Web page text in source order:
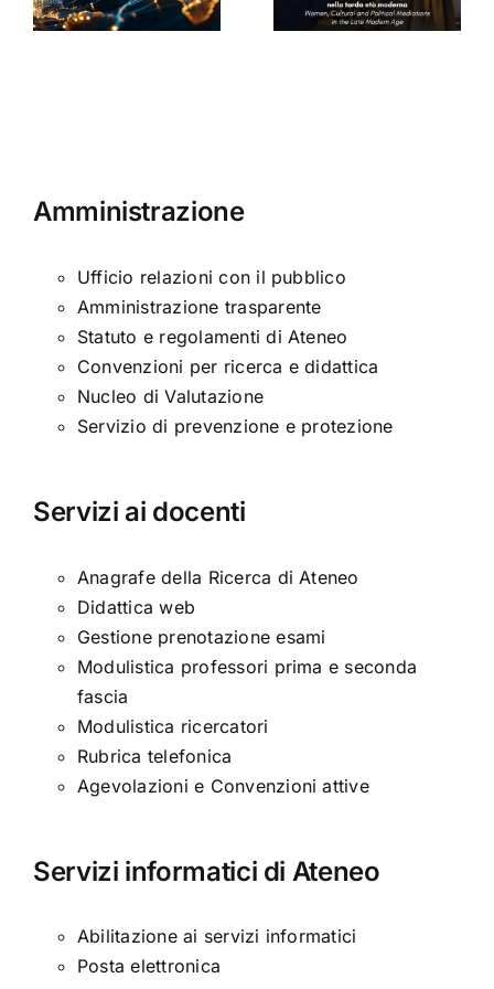
nella tarda
Sinclair
Amministrazione
Ufficio relazioni con il pubblico
Amministrazione trasparente
Statuto e regolamenti di Ateneo
Convenzioni per ricerca e didattica
Nucleo di Valutazione
Servizio di prevenzione e protezione
Servizi ai docenti
Anagrafe della Ricerca di Ateneo
Didattica web
Gestione prenotazione esami
Modulistica professori prima e seconda
fascia
Modulistica ricercatori
Rubrica telefonica
Agevolazioni e Convenzioni attive
Servizi informatici di Ateneo
Abilitazione ai servizi informatici
Posta elettronica